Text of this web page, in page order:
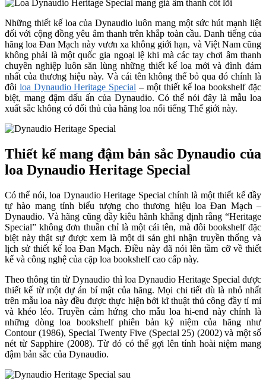
Những thiết kế loa của Dynaudio luôn mang một sức hút mạnh liệt
đối với cộng đồng yêu âm thanh trên khắp toàn cầu. Danh tiếng của
hãng loa Đan Mạch này vươn xa không giới hạn, và Việt Nam cũng
không phải là một quốc gia ngoại lệ khi mà các tay chơi âm thanh
chuyên nghiệp luôn săn lùng những thiết kế loa mới và đình đám
nhất của thương hiệu này. Và cái tên không thể bỏ qua đó chính là
đôi loa Dynaudio Heritage Special – một thiết kế loa bookshelf đặc
biệt, mang đậm dấu ấn của Dynaudio. Có thể nói đây là mẫu loa
xuất sắc không có đối thủ của hãng loa nổi tiếng Thế giới này.
Thiết kế mang đậm bản sắc Dynaudio của
loa Dynaudio Heritage Special
Có thể nói, loa Dynaudio Heritage Special chính là một thiết kế đầy
tự hào mang tính biểu tượng cho thương hiệu loa Đan Mạch –
Dynaudio. Và hãng cũng đầy kiêu hãnh khẳng định rằng “Heritage
Special” không đơn thuần chỉ là một cái tên, mà đôi bookshelf đặc
biệt này thật sự được xem là một di sản ghi nhận truyền thống và
lịch sử thiết kế loa Đan Mạch. Điều này đã nói lên tầm cỡ về thiết
kế và công nghệ của cặp loa bookshelf cao cấp này.
Theo thông tin từ Dynaudio thì loa Dynaudio Heritage Special được
thiết kế từ một dự án bí mật của hãng. Mọi chi tiết dù là nhỏ nhất
trên mẫu loa này đều được thực hiện bởi kĩ thuật thủ công đầy tỉ mỉ
và khéo léo. Truyền cảm hứng cho mẫu loa hi-end này chính là
những dòng loa bookshelf phiên bản kỷ niệm của hãng như
Contour (1986), Special Twenty Five (Special 25) (2002) và một số
nét từ Sapphire (2008). Từ đó có thể gợi lên tính hoài niệm mang
đậm bản sắc của Dynaudio.